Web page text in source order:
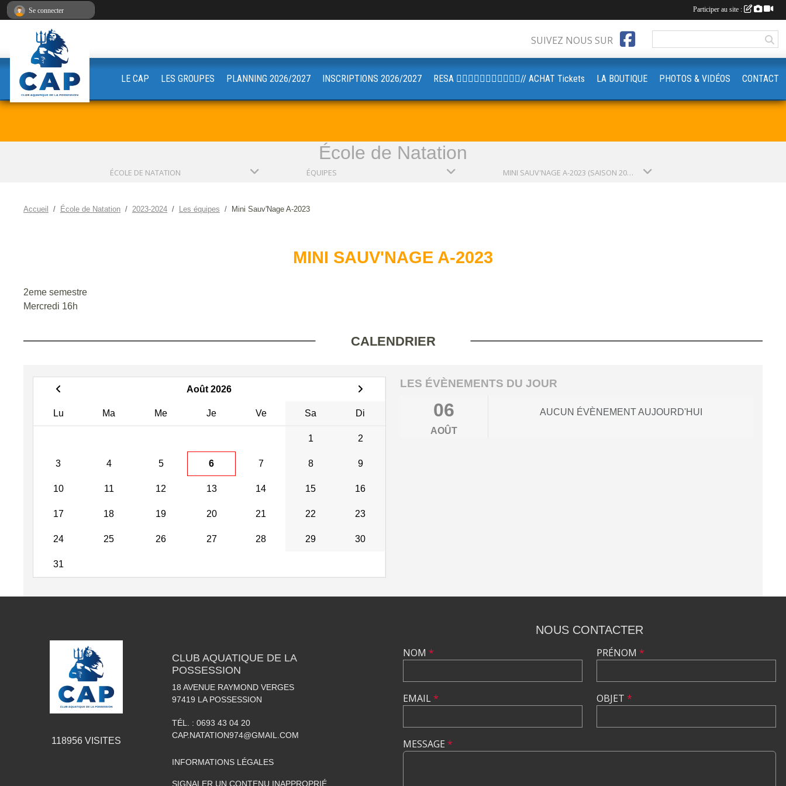
École de Natation
ÉCOLE DE NATATION ÉQUIPES MINI SAUV'NAGE A-2023 (SAISON 2023-2024)
Accueil École de Natation 2023-2024 Les équipes Mini Sauv'Nage A-2023
MINI SAUV'NAGE A-2023
2eme semestre
Mercredi 16h
CALENDRIER
Août 2026
Lu Ma Me Je Ve Sa Di
1 2
3 4 5 6 7 8 9
10 11 12 13 14 15 16
17 18 19 20 21 22 23
24 25 26 27 28 29 30
31
LES ÉVÈNEMENTS DU JOUR
06
AOÛT
AUCUN ÉVÈNEMENT AUJOURD'HUI
SUIVEZ NOUS SUR
LE CAP LES GROUPES PLANNING 2026/2027 INSCRIPTIONS 2026/2027 RESA 🏋🏼🤸🏻‍♂️🚴🏼‍♀️🧘🏼‍♀️// ACHAT Tickets LA BOUTIQUE PHOTOS & VIDÉOS CONTACT
118956VISITES
CLUB AQUATIQUE DE LA
POSSESSION
18 AVENUE RAYMOND VERGES
97419 LA POSSESSION
TÉL. : 0693 43 04 20
CAP.NATATION974@GMAIL.COM
INFORMATIONS LÉGALES
SIGNALER UN CONTENU INAPPROPRIÉ
NOUS CONTACTER
NOM *
EMAIL*
PRÉNOM *
OBJET *
MESSAGE *
Se connecter Participer au site :
Panneau de gestion des cookies